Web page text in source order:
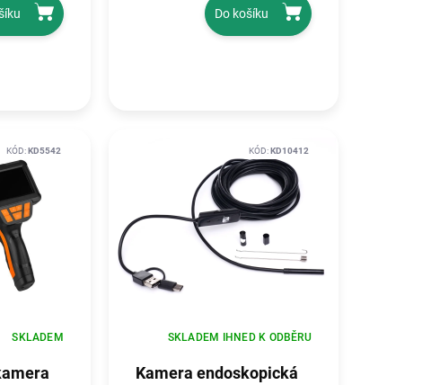
Do košíku
SKLADEM
KÓD:KD5542
Kamera endoskopická
SKLADEM IHNED K ODBĚRU
KÓD:KD10412